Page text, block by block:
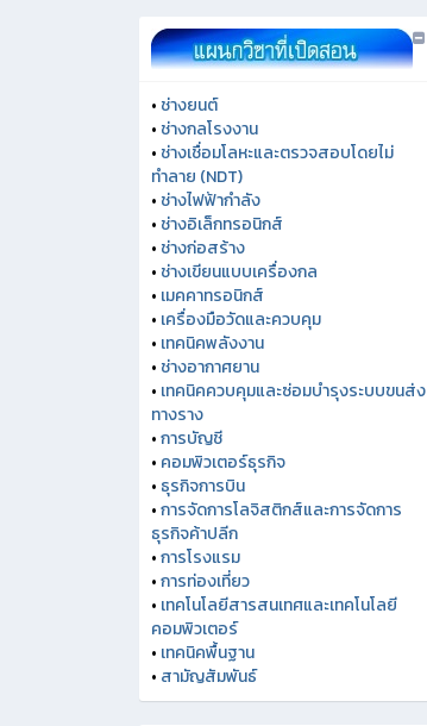
• ช่างยนต์
• ช่างกลโรงงาน
• ช่างเชื่อมโลหะและตรวจสอบโดยไม่
ทำลาย (NDT)
• ช่างไฟฟ้ากำลัง
• ช่างอิเล็กทรอนิกส์
• ช่างก่อสร้าง
• ช่างเขียนแบบเครื่องกล
• เมคคาทรอนิกส์
• เครื่องมือวัดและควบคุม
• เทคนิคพลังงาน
• ช่างอากาศยาน
• เทคนิคควบคุมและซ่อมบำรุงระบบขนส่ง
ทางราง
•การบัญชี
• คอมพิวเตอร์ธุรกิจ
• ธุรกิจการบิน
•การจัดการโลจิสติกส์และการจัดการ
ธุรกิจค้าปลีก
•การโรงแรม
•การท่องเที่ยว
• เทคโนโลยีสารสนเทศและเทคโนโลยี
คอมพิวเตอร์
• เทคนิคพื้นฐาน
• สามัญสัมพันธ์